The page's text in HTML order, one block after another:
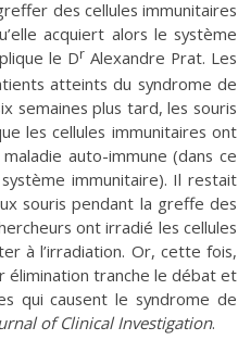
des cellules immunitaires
acquiert alors le système
le DrAlexandre Prat. Les
atteints du syndrome de
semaines plus tard, les souris
les cellules immunitaires ont
auto-immune (dans ce
immunitaire). Il restait
souris pendant la greffe des
ont irradié les cellules
à l’irradiation. Or, cette fois,
élimination tranche le débat et
qui causent le syndrome de
of Clinical Investigation.